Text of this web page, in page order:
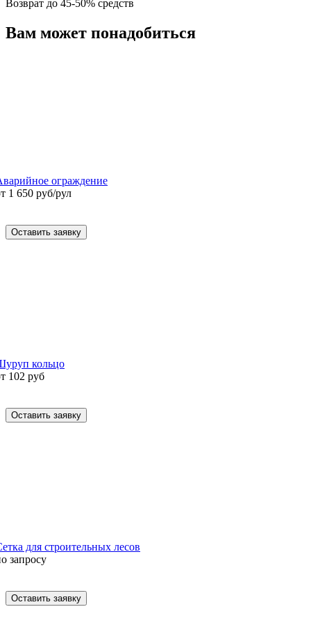
Возврат до 45-50% средств
Вам может понадобиться
ограждение
1 650 руб/рул
Оставить заявку
кольцо
102 руб
Оставить заявку
для строительных лесов
запросу
Оставить заявку